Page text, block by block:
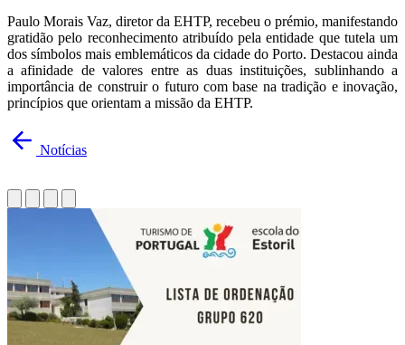
Paulo Morais Vaz, diretor da EHTP, recebeu o prémio, manifestando
gratidão pelo reconhecimento atribuído pela entidade que tutela um
dos símbolos mais emblemáticos da cidade do Porto. Destacou ainda
a afinidade de valores entre as duas instituições, sublinhando a
importância de construir o futuro com base na tradição e inovação,
princípios que orientam a missão da EHTP.
Notícias